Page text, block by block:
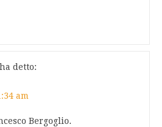
ha detto:
am
Bergoglio.